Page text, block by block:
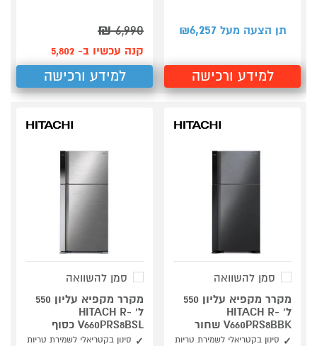
תן הצעה מעל ₪ 6,257
למידע ורכישה
6,990
₪
קנה עכשיו ב- 5,802
למידע ורכישה
סמן להשוואה
מקרר מקפיא עליון 550
ל' HITACH R-
V660PRS8BBK שחור
סינון בקטריאלי לשמירת טריות
סמן להשוואה
מקרר מקפיא עליון 550
ל' HITACH R-
V660PRS8BSL כסוף
סינון בקטריאלי לשמירת טריות